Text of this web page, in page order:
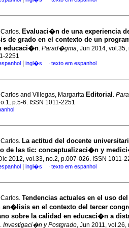
Evaluaci�n de una experiencia
de grado en el contexto de un
educaci�n. Parad�gma, Jun 2014, vol.35,
2251
ingl�s · texto em espanhol
and Villegas, Margarita Editorial .
p.5-6. ISSN 1011-2251
La actitud del docente
de las tic: conceptualizaci�n y
2012, vol.33, no.2, p.007-026. ISSN 1011-
ingl�s · texto em espanhol
Tendencias actuales en el uso del
an�lisis en el contexto del tercer
sobre la calidad en educaci�n a
. Investigaci�n y Postgrado, Jun 2011, vol.26,